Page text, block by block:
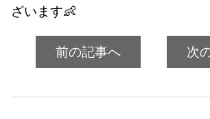
ざいます👶
前の記事へ 次